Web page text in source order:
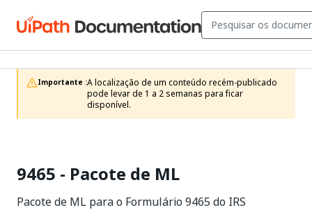
Importante :A localização de um conteúdo recém-publicado
pode levar de 1 a 2 semanas para ficar
disponível.
9465 - Pacote de ML
Pacote de ML para o Formulário 9465 do IRS